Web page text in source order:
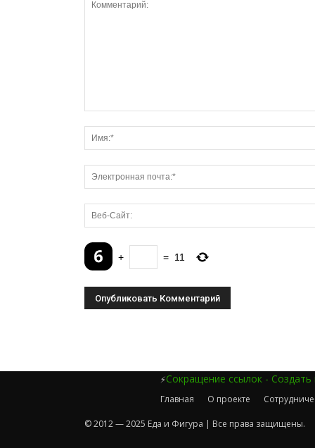
+ = 11
⚡Сокращение ссылок - Создать
Главная О проекте
© 2012 — 2025 Еда и Фигура | Все права защищены.